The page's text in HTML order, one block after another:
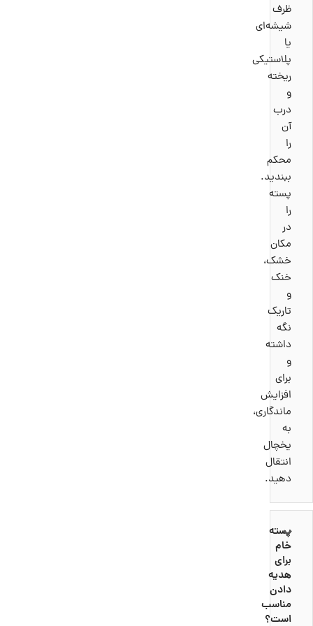
می‌شود. از خواص پسته خام می‌توان به سلامت قلب، کاهش
کلسترول، کنترل اشتها، بهبود عملکرد گوارش، استحکام
استخوان‌ها، تامین انرژی و... اشاره کرد.
بدون شک پسته خام، بهترین و هوشمندانه‌ترین گزینه برای سبک
زندگی سالم خواهد بود. این پسته می‌تواند به یک مکمل طبیعی
برای ورزشکاران تبدیل شود. برای آشنایی بیشتر با دریای خواص
پسته، به جدول ارزش غذایی در 100 گرم پسته خام، توجه کنید.
ترکیبات
انرژی
چربی اشباع
ویتامین E
ظرف
شیشه‌ای
یا
پلاستیکی
ریخته
و
درب
آن
را
محکم
ببندید.
پسته
را
در
مکان
خشک،
خنک
و
تاریک
نگه
داشته
و
برای
افزایش
ماندگاری،
به
یخچال
انتقال
دهید.
پسته
خام
برای
هدیه
دادن
مناسب
است؟